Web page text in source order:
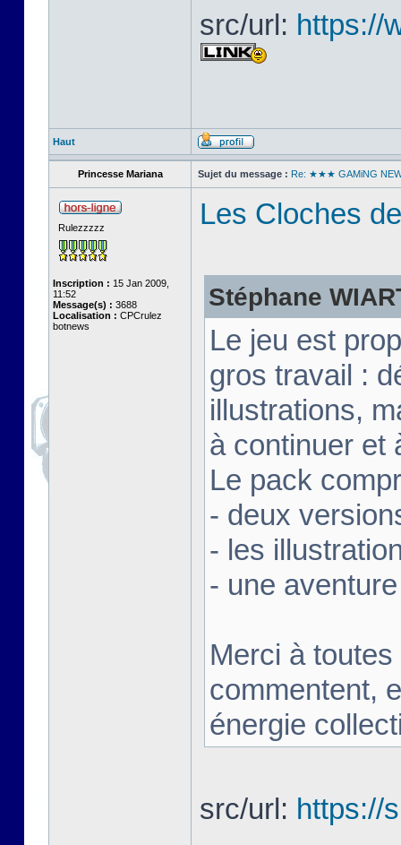
src/url: https://
Haut
Princesse Mariana Sujet du message : Re: ★★★ GAMiNG
Rulezzzzz
Inscription : 15 Jan 2009,
11:52
Message(s) : 3688
Localisation : CPCrulez
botnews
Les Cloches
Stéphane
Le jeu est
gros travail :
illustrations,
à continuer et
Le pack
- deux
- les
- une
Merci à
commentent,
énergie
src/url: https://